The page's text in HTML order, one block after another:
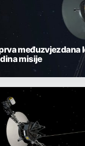
međuzvjezdana
misije